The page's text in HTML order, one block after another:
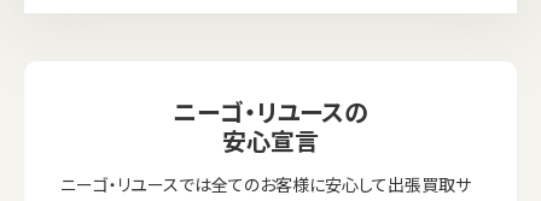
ニーゴ・リユースの
安心宣言
ニーゴ・リユースでは全てのお客様に安心して出張買取サ